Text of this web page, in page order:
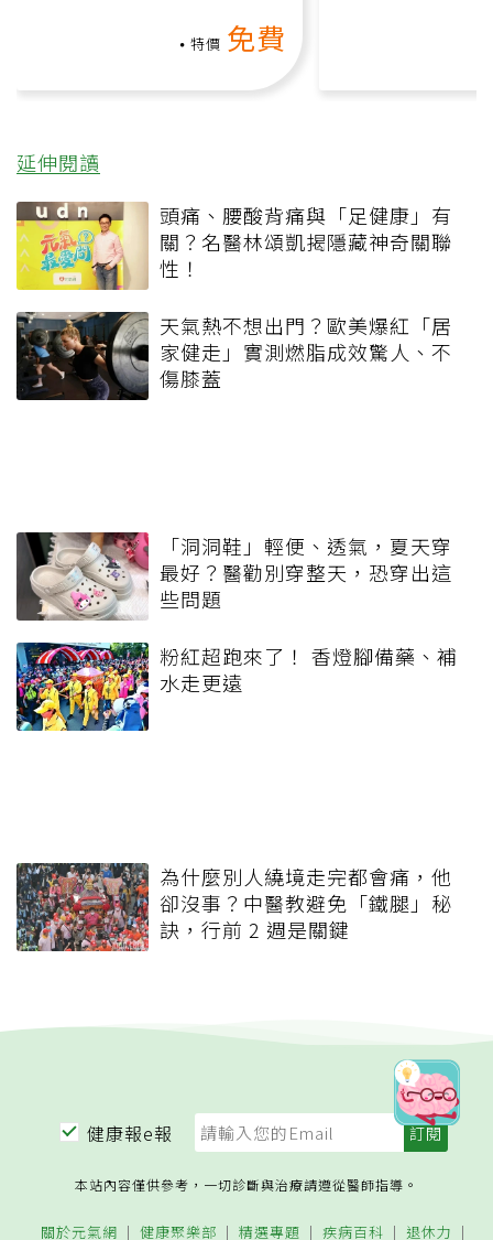
特價 免費
延伸閱讀
頭痛、腰酸背痛與「足健康」有
關？名醫林頌凱揭隱藏神奇關聯
性！
天氣熱不想出門？歐美爆紅「居
家健走」實測燃脂成效驚人、不
傷膝蓋
「洞洞鞋」輕便、透氣，夏天穿
最好？醫勸別穿整天，恐穿出這
些問題
粉紅超跑來了！ 香燈腳備藥、補
水走更遠
為什麼別人繞境走完都會痛，他
卻沒事？中醫教避免「鐵腿」秘
訣，行前 2 週是關鍵
健康報e報
本站內容僅供參考，一切診斷與治療請遵從醫師指導。
關於元氣網 健康聚樂部 精選專題 疾病百科 退休力